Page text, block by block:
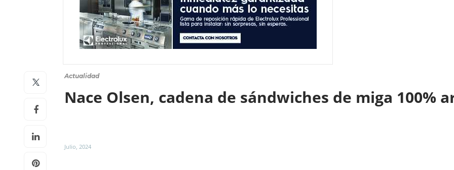
Actualidad
Nace Olsen, cadena de sándwiches de miga 100%
Julio, 2024